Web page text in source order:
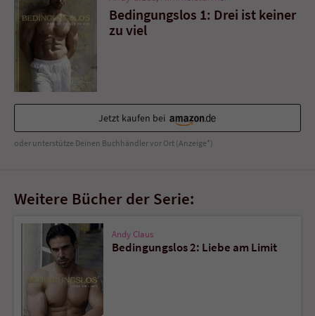
Bedingungslos 1: Drei ist keiner
zu viel
Jetzt kaufen bei
oder unterstütze Deinen Buchhändler vor Ort (Anzeige*)
Weitere Bücher der Serie:
Andy Claus
Bedingungslos 2: Liebe am Limit